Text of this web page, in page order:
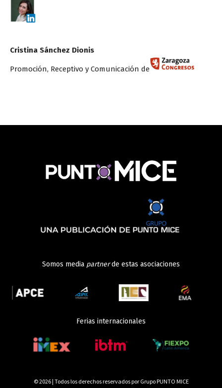
Cristina Sánchez Dionis
Promoción, Receptivo y Comunicación de
Somos media partnerde estas asociaciones
Ferias internacionales
© 2026 | Todos los derechos reservados por Grupo PUNTO MICE